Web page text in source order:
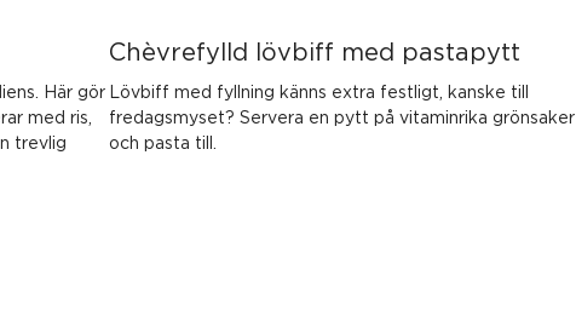
Här gör
med ris,
trevlig
Chèvrefylld lövbiff med pastapytt
Lövbiff med fyllning känns extra festligt, kanske till
fredagsmyset? Servera en pytt på vitaminrika grönsaker
och pasta till.